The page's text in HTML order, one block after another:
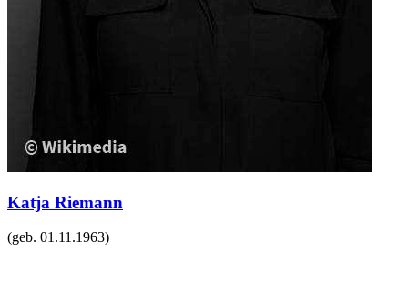
Katja Riemann
(geb. 01.11.1963)